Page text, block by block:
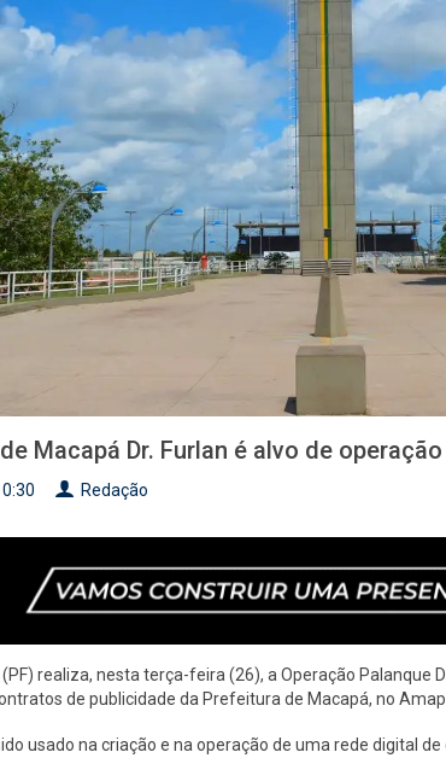
Macapá Dr. Furlan é alvo de
Redação
realiza, nesta terça-feira (26), a Operação Palanque
de publicidade da Prefeitura de Macapá, no
usado na criação e na operação de uma rede digital